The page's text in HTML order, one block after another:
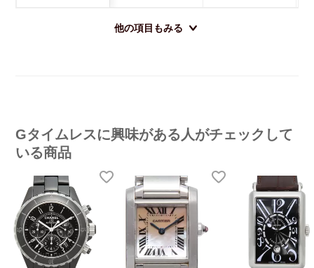
他の項目もみる
Gタイムレスに興味がある人がチェックして
いる商品